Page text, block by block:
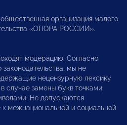
организация малого
«ОПОРА РОССИИ».
модерацию. Согласно
мы не
нецензурную лексику
случае замены букв точками,
Не допускаются
межнациональной и социальной